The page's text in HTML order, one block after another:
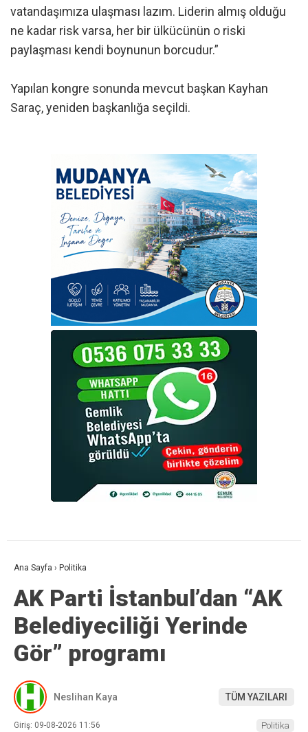
vatandaşımıza ulaşması lazım. Liderin almış olduğu
ne kadar risk varsa, her bir ülkücünün o riski
paylaşması kendi boynunun borcudur.”
Yapılan kongre sonunda mevcut başkan Kayhan
Saraç, yeniden başkanlığa seçildi.
Ana Sayfa › Politika
AK Parti İstanbul’dan “AK
Belediyeciliği Yerinde
Gör” programı
Neslihan Kaya TÜM YAZILARI
Giriş: 09-08-2026 11:56
Politika